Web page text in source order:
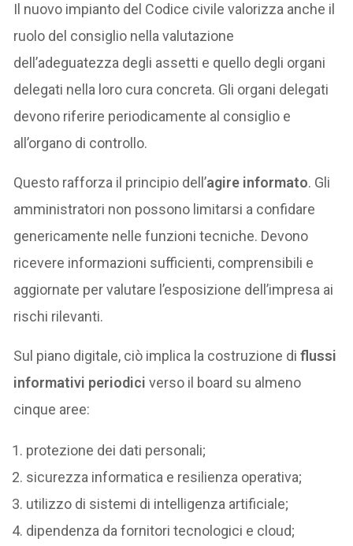
Il nuovo impianto del Codice civile valorizza anche il
ruolo del consiglio nella valutazione
dell’adeguatezza degli assetti e quello degli organi
delegati nella loro cura concreta. Gli organi delegati
devono riferire periodicamente al consiglio e
all’organo di controllo.
Questo rafforza il principio dell’agire informato. Gli
amministratori non possono limitarsi a confidare
genericamente nelle funzioni tecniche. Devono
ricevere informazioni sufficienti, comprensibili e
aggiornate per valutare l’esposizione dell’impresa ai
rischi rilevanti.
Sul piano digitale, ciò implica la costruzione diflussi
informativi periodici verso il board su almeno
cinque aree:
protezione dei dati personali;
sicurezza informatica e resilienza operativa;
utilizzo di sistemi di intelligenza artificiale;
dipendenza da fornitori tecnologici e cloud;